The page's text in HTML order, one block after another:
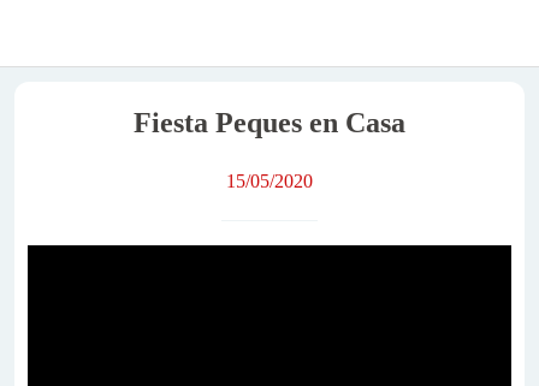
Fiesta Peques en Casa
15/05/2020